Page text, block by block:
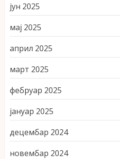
јун 2025
мај 2025
април 2025
март 2025
фебруар 2025
јануар 2025
децембар 2024
новембар 2024